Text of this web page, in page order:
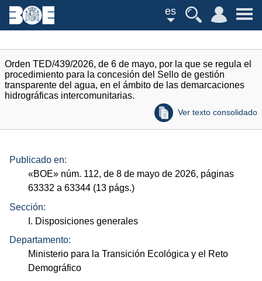
es
Orden TED/439/2026, de 6 de mayo, por la que se regula el
procedimiento para la concesión del Sello de gestión
transparente del agua, en el ámbito de las demarcaciones
hidrográficas intercomunitarias.
Ver texto consolidado
Publicado en:
«BOE» núm. 112, de 8 de mayo de 2026, páginas
63332 a 63344 (13 págs.)
Sección:
I. Disposiciones generales
Departamento:
Ministerio para la Transición Ecológica y el Reto
Demográfico